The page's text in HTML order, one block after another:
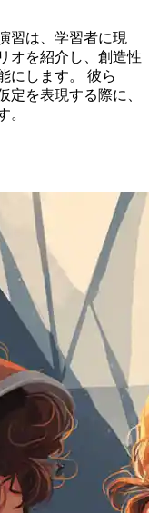
習は、学習者に現
オを紹介し、創造性
にします。 彼ら
定を表現する際に、
。